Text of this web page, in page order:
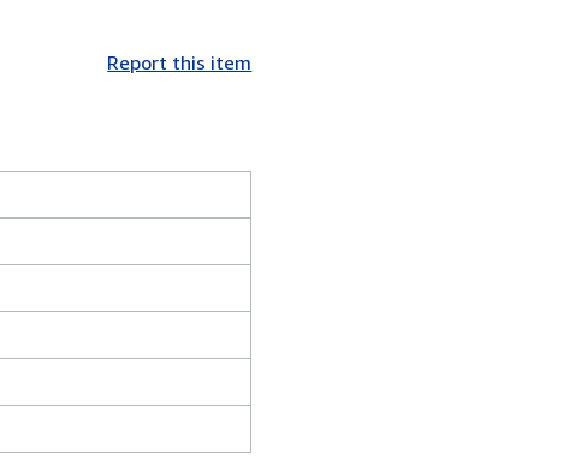
Report this item